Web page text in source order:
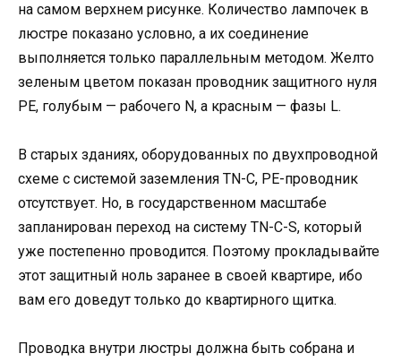
на самом верхнем рисунке. Количество лампочек в
люстре показано условно, а их соединение
выполняется только параллельным методом. Желто
зеленым цветом показан проводник защитного нуля
РЕ, голубым — рабочего N, а красным — фазы L.
В старых зданиях, оборудованных по двухпроводной
схеме с системой заземления TN-C, РЕ-проводник
отсутствует. Но, в государственном масштабе
запланирован переход на систему TN-C-S, который
уже постепенно проводится. Поэтому прокладывайте
этот защитный ноль заранее в своей квартире, ибо
вам его доведут только до квартирного щитка.
Проводка внутри люстры должна быть собрана и